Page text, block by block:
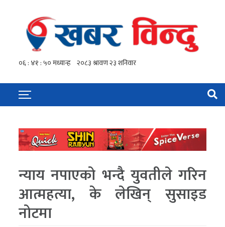
न्याय नपाएको भन्दै युवतीले गरिन
आत्महत्या, के लेखिन् सुसाइड
नोटमा